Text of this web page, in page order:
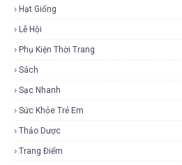
Hạt Giống
Lễ Hội
Phụ Kiện Thời Trang
Sách
Sạc Nhanh
Sức Khỏe Trẻ Em
Thảo Dược
Trang Điểm